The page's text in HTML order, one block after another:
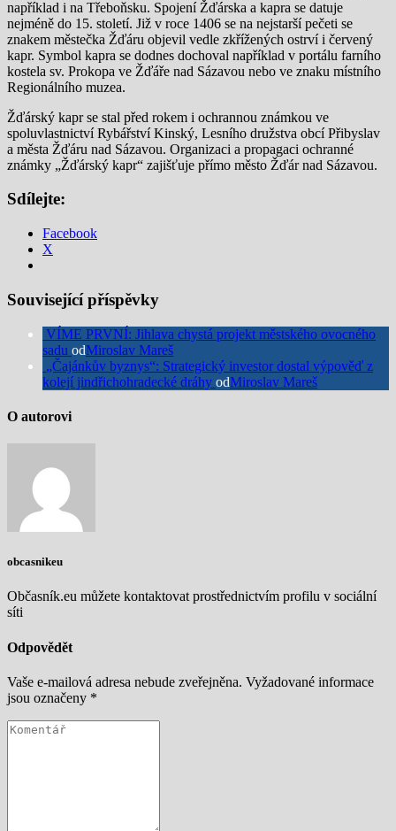
například i na Třeboňsku. Spojení Žďárska a kapra se datuje
nejméně do 15. století. Již v roce 1406 se na nejstarší pečeti se
znakem městečka Žďáru objevil vedle zkřížených ostrví i červený
kapr. Symbol kapra se dodnes dochoval například v portálu farního
kostela sv. Prokopa ve Žďáře nad Sázavou nebo ve znaku místního
Regionálního muzea.
Žďárský kapr se stal před rokem i ochrannou známkou ve
spoluvlastnictví Rybářství Kinský, Lesního družstva obcí Přibyslav
a města Žďáru nad Sázavou. Organizaci a propagaci ochranné
známky „Žďárský kapr“ zajišťuje přímo město Žďár nad Sázavou.
Sdílejte:
Facebook
X
Související příspěvky
VÍME PRVNÍ: Jihlava chystá projekt městského ovocného
sadu odMiroslav Mareš
„Čajánkův byznys“: Strategický investor dostal výpověď z
kolejí jindřichohradecké dráhy odMiroslav Mareš
O autorovi
obcasnikeu
Občasník.eu můžete kontaktovat prostřednictvím profilu v sociální
síti
Odpovědět
Vaše e-mailová adresa nebude zveřejněna. Vyžadované informace
jsou označeny *